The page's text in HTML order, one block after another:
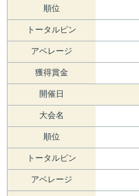
順位
トータルピン
アベレージ
獲得賞金
開催日
大会名
順位
トータルピン
アベレージ